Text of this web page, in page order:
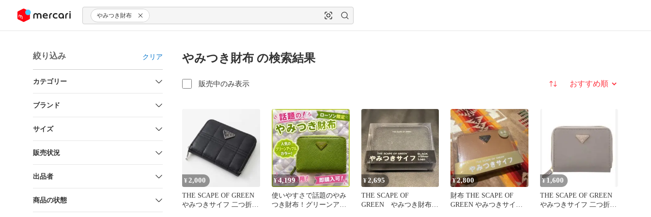
ツにスキップ やみつき財布
絞り込み クリア
カテゴリー
ブランド
サイズ
販売状況
出品者
商品の状態
やみつき財布 の検索結果
販売中のみ表示 並び替え
¥ 2,000
THE SCAPE OF GREEN
やみつきサイフ 二つ折り
¥4,199
使いやすさで話題のやみ
つき財布！グリーンアッ
¥2,695
THE SCAPE OF
GREEN やみつき財布
¥2,800
財布 THE SCAPE OF
GREEN やみつきサイフ
¥1,600
THE SCAPE OF GREEN
やみつきサイフ 二つ折